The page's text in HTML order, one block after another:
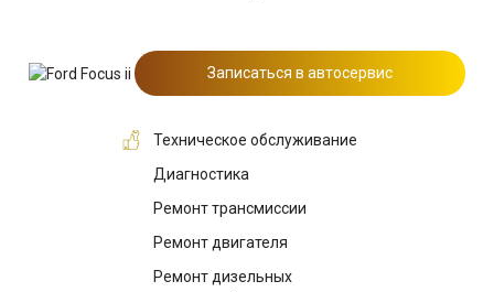
Записаться в автосервис
Техническое обслуживание
Диагностика
Ремонт трансмиссии
Ремонт двигателя
Ремонт дизельных